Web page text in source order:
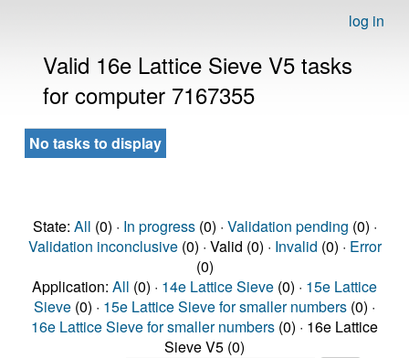
log in
Valid 16e Lattice Sieve V5 tasks
for computer 7167355
No tasks to display
State: All (0) · In progress(0) · Validation pending (0) ·
Validation inconclusive(0) · Valid (0) · Invalid (0) · Error
(0)
Application: All (0) · 14e Lattice Sieve (0) · 15e Lattice
Sieve (0) · 15e Lattice Sieve for smaller numbers (0) ·
16e Lattice Sieve for smaller numbers (0) · 16e Lattice
Sieve V5 (0)